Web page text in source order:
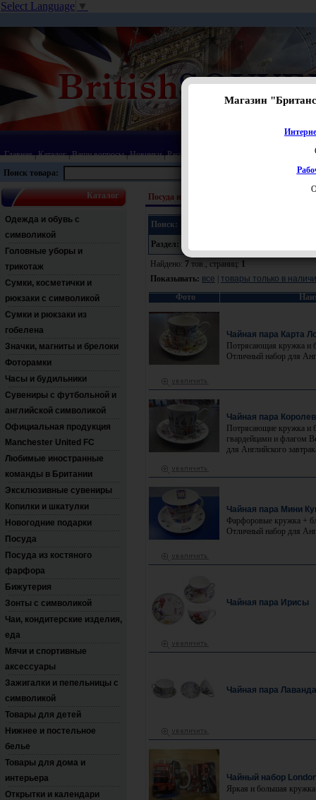
Select Language ▼
Главная|Каталог|Ваши вопросы|Новинки|Распродажа
Поиск товара:
Каталог
Одежда и обувь с
символикой
Головные уборы и
трикотаж
Сумки, косметички и
рюкзаки с символикой
Сумки и рюкзаки из
гобелена
Значки, магниты и брелоки
Фоторамки
Часы и будильники
Сувениры с футбольной и
английской символикой
Официальная продукция
Manchester United FC
Любимые иностранные
команды в Британии
Эксклюзивные сувениры
Копилки и шкатулки
Новогодние подарки
Посуда
Посуда из костяного
фарфора
Бижутерия
Зонты с символикой
Чаи, кондитерские изделия,
еда
Мячи и спортивные
аксессуары
Зажигалки и пепельницы с
символикой
Товары для детей
Нижнее и постельное
белье
Товары для дома и
интерьера
Открытки и календари
Посуда из костяного фарфора
Поиск:
Раздел:
Найдено: 7 тов., страниц: 1
Показывать: все
товары только в
Фото
Чайная пара Карта
Потрясающая кружка и
Отличный набор для
Чайная пара
Потрясающие кружка и
гвардейцами и флагом
для Английского
Чайная пара Мини
Фарфоровые кружка +
Отличный набор для
Чайная пара Ирисы
Чайная пара Лаванда
Чайный набор
Яркая и большая кружка
Магазин